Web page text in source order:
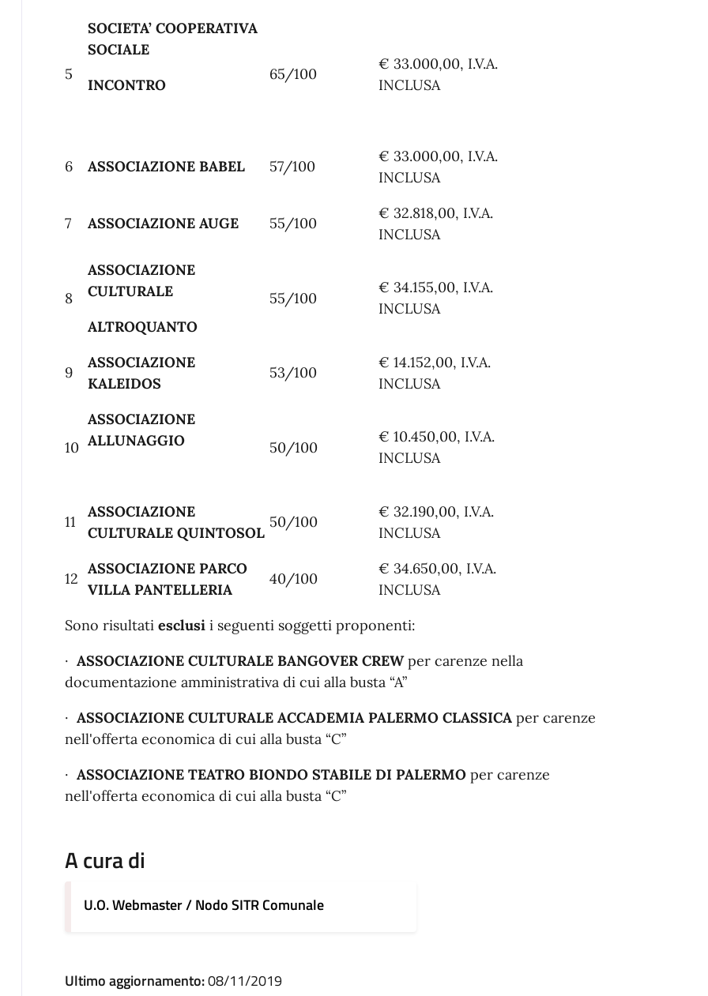
5
SOCIETA’ COOPERATIVA
SOCIALE
INCONTRO
65/100
€ 33.000,00, I.V.A.
INCLUSA
6 ASSOCIAZIONE BABEL 57/100
€ 33.000,00, I.V.A.
INCLUSA
7 ASSOCIAZIONE AUGE 55/100
€ 32.818,00, I.V.A.
INCLUSA
8
ASSOCIAZIONE
CULTURALE
ALTROQUANTO
55/100
€ 34.155,00, I.V.A.
INCLUSA
9
ASSOCIAZIONE
KALEIDOS
53/100
€ 14.152,00, I.V.A.
INCLUSA
10
ASSOCIAZIONE
ALLUNAGGIO
50/100
€ 10.450,00, I.V.A.
INCLUSA
11
ASSOCIAZIONE
CULTURALE QUINTOSOL
50/100
€ 32.190,00, I.V.A.
INCLUSA
12
ASSOCIAZIONE PARCO
VILLA PANTELLERIA
40/100
€ 34.650,00, I.V.A.
INCLUSA
Sono risultati esclusii seguenti soggetti proponenti:
· ASSOCIAZIONE CULTURALE BANGOVER CREWper carenze nella
documentazione amministrativa di cui alla busta “A”
· ASSOCIAZIONE CULTURALE ACCADEMIA PALERMO CLASSICA per carenze
nell'offerta economica di cui alla busta “C”
· ASSOCIAZIONE TEATRO BIONDO STABILE DI PALERMO per carenze
nell'offerta economica di cui alla busta “C”
A cura di
U.O. Webmaster / Nodo SITR Comunale
Ultimo aggiornamento:08/11/2019